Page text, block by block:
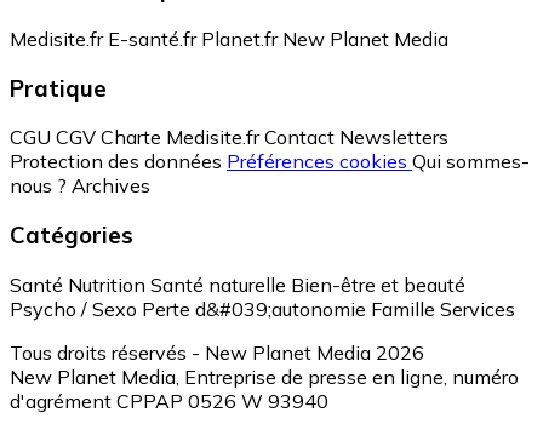
Medisite.fr E-santé.fr Planet.fr New Planet Media
Pratique
CGU CGV Charte Medisite.fr Contact Newsletters
Protection des données Préférences cookies Qui sommes-
nous ? Archives
Catégories
Santé Nutrition Santé naturelle Bien-être et beauté
Psycho / Sexo Perte d&#039;autonomie Famille Services
Tous droits réservés - New Planet Media 2026
New Planet Media, Entreprise de presse en ligne, numéro
d'agrément CPPAP 0526 W 93940